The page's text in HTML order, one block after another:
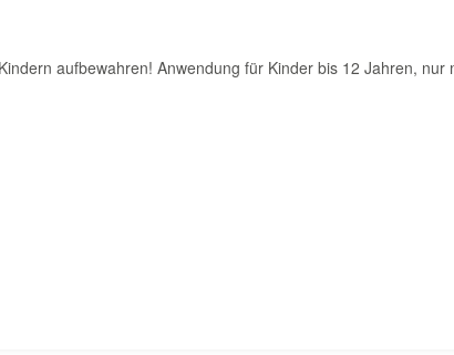
aufbewahren! Anwendung für Kinder bis 12 Jahren, nur